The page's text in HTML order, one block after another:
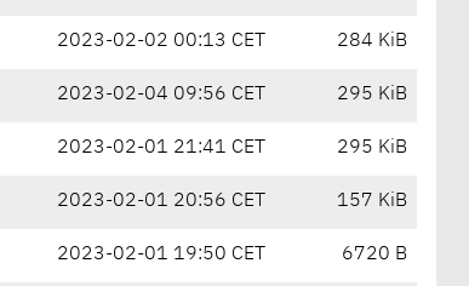
2023-02-02 00:13 CET 284 KiB
2023-02-04 09:56 CET 295 KiB
2023-02-01 21:41 CET 295 KiB
2023-02-01 20:56 CET 157 KiB
2023-02-01 19:50 CET 6720 B